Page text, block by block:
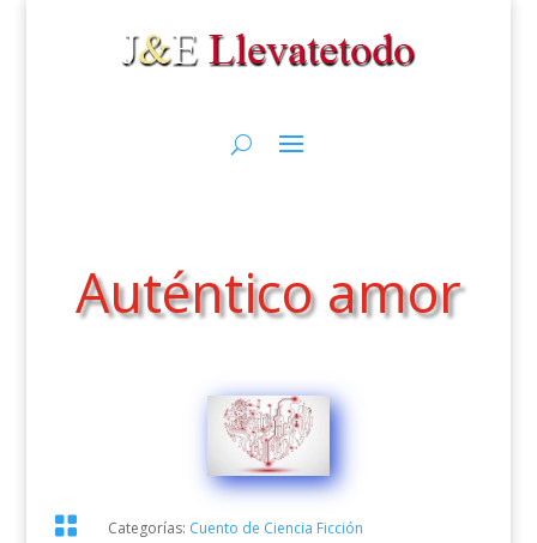
Auténtico amor
 Categorías: Cuento de Ciencia Ficción